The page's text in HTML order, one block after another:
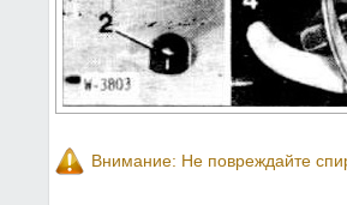
Внимание: Не повреждайте